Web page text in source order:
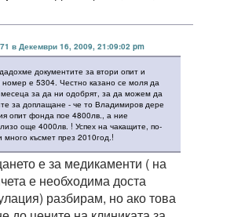
в Декември 16, 2009, 21:09:02 pm
документите за втори опит и
е 5304. Честно казано се моля да
за да ни одобрят, за да можем да
за доплащане - че то Владимиров дере
опит фонда пое 4800лв., а ние
още 4000лв. ! Успех на чакащите, по-
много късмет през 2010год.!
е за медикаменти ( на
е необходима доста
разбирам, но ако това